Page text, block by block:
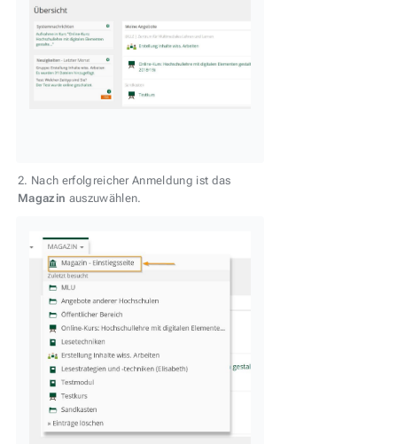
2. Nach erfolgreicher Anmeldung ist das
Magazin auszuwählen.